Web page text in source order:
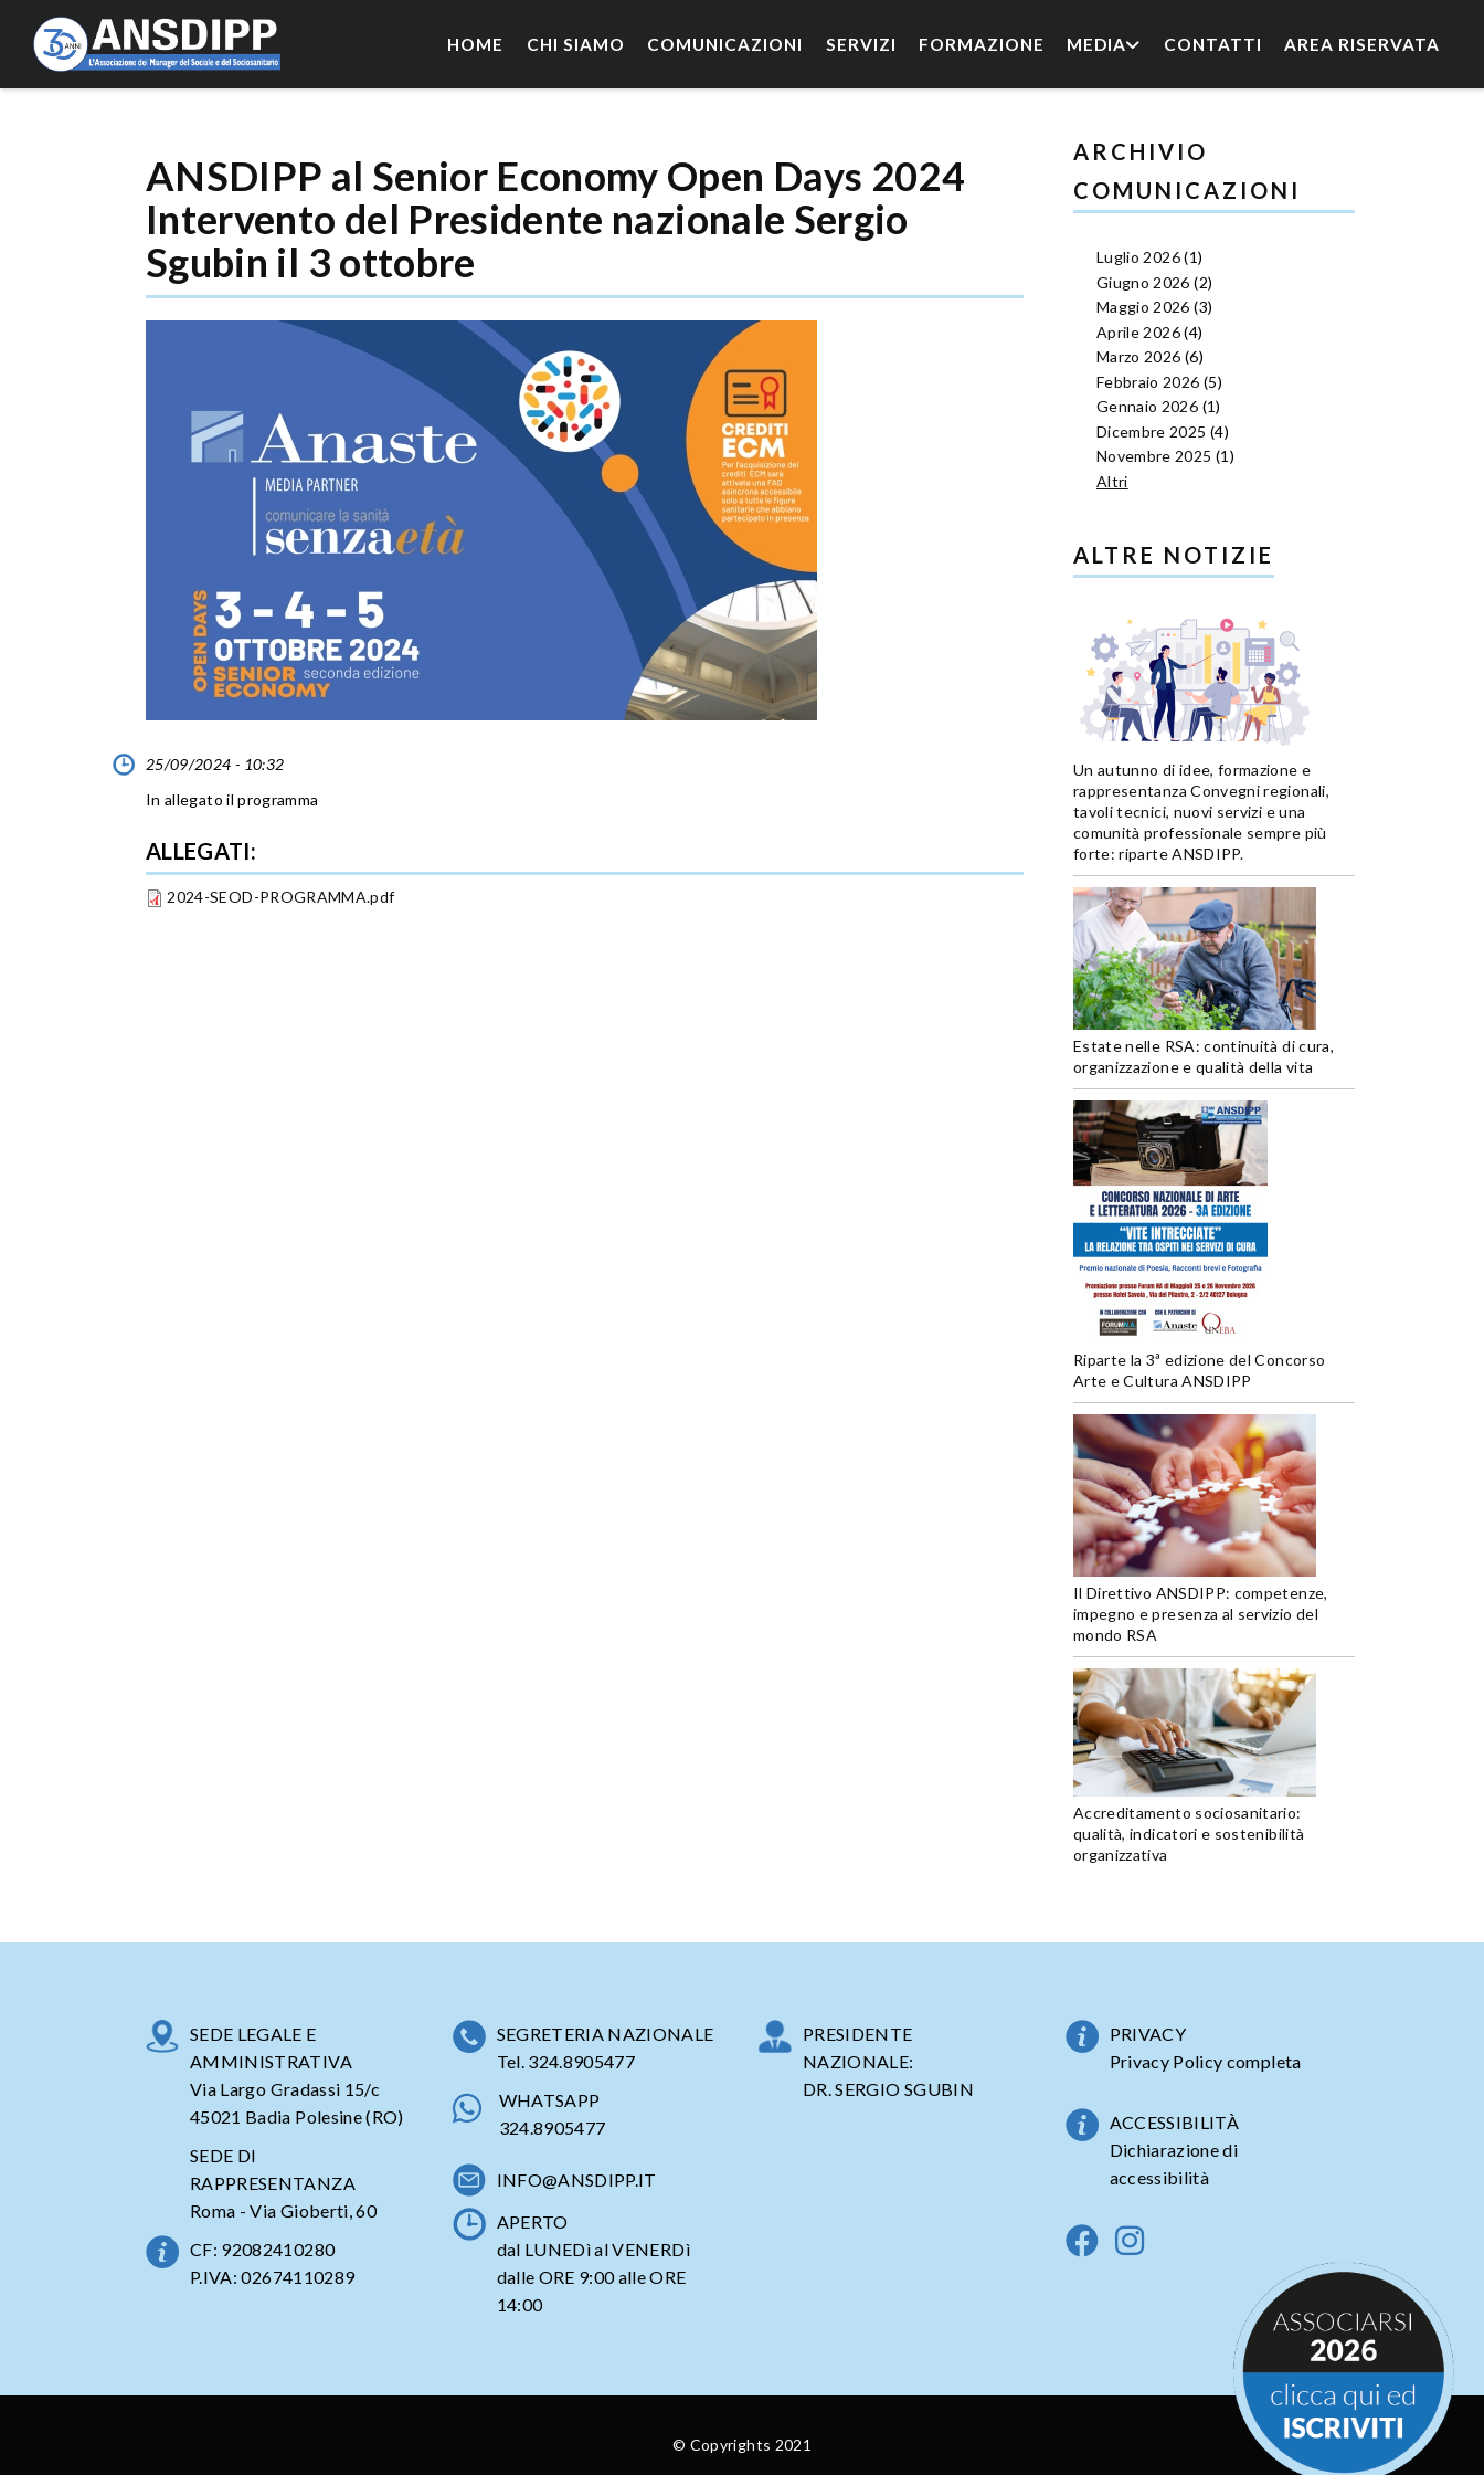
HOME CHI SIAMO COMUNICAZIONI SERVIZI FORMAZIONE MEDIA CONTATTI AREA RISERVATA
ANSDIPP al Senior Economy Open Days 2024
Intervento del Presidente nazionale Sergio
Sgubin il 3 ottobre
25/09/2024 - 10:32
In allegato il programma
ALLEGATI:
2024-SEOD-PROGRAMMA.pdf
ARCHIVIO
COMUNICAZIONI
Luglio 2026(1)
Giugno 2026 (2)
Maggio 2026 (3)
Aprile 2026(4)
Marzo 2026 (6)
Febbraio 2026 (5)
Gennaio 2026 (1)
Dicembre 2025 (4)
Novembre 2025 (1)
Altri
ALTRE NOTIZIE
Un autunno di idee, formazione e
rappresentanza Convegni regionali,
tavoli tecnici, nuovi servizi e una
comunità professionale sempre più
forte: riparte ANSDIPP.
Estate nelle RSA: continuità di cura,
organizzazione e qualità della vita
Riparte la 3ª edizione del Concorso
Arte e Cultura ANSDIPP
Il Direttivo ANSDIPP: competenze,
impegno e presenza al servizio del
mondo RSA
Accreditamento sociosanitario:
qualità, indicatori e sostenibilità
organizzativa
SEDE LEGALE E
AMMINISTRATIVA
Via Largo Gradassi 15/c
45021 Badia Polesine (RO)
SEDE DI
RAPPRESENTANZA
Roma - Via Gioberti, 60
CF: 92082410280
P.IVA: 02674110289
SEGRETERIA NAZIONALE
Tel. 324.8905477
WHATSAPP
324.8905477
INFO@ANSDIPP.IT
APERTO
dal LUNEDì al VENERDì
dalle ORE 9:00 alle ORE
14:00
PRESIDENTE
NAZIONALE:
DR. SERGIO SGUBIN
PRIVACY
Privacy Policy completa
ACCESSIBILITÀ
Dichiarazione di
accessibilità
© Copyrights 2021